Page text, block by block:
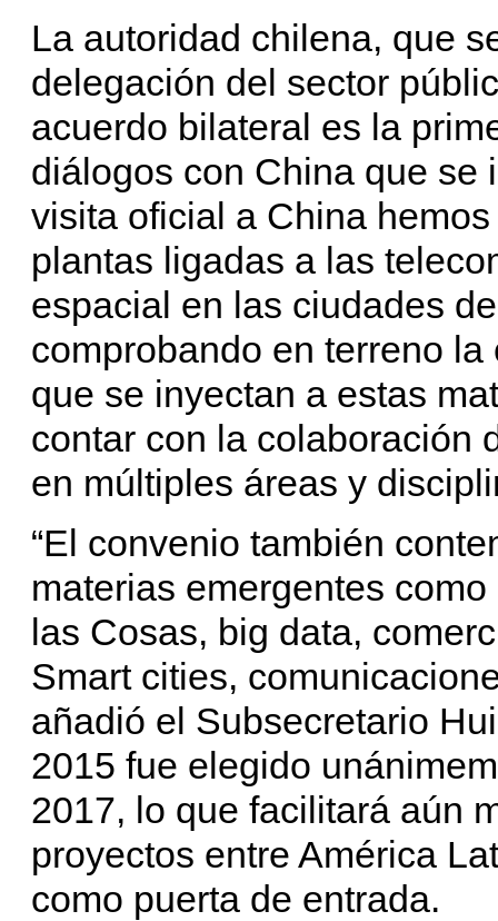
La autoridad chilena, que
delegación del sector
acuerdo bilateral es la
diálogos con China que se
visita oficial a China
plantas ligadas a las
espacial en las ciudades
comprobando en terreno
que se inyectan a estas
contar con la colaboración
en múltiples áreas y
“El convenio también
materias emergentes
las Cosas, big data,
Smart cities,
añadió el Subsecretario
2015 fue elegido
2017, lo que facilitará aún
proyectos entre América
como puerta de entrada.